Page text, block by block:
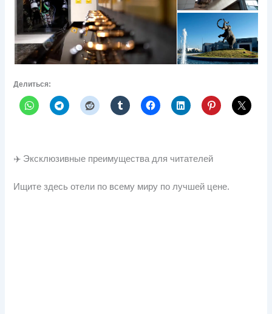
Делиться:
✈️ Эксклюзивные преимущества для читателей
Ищите здесь отели по всему миру по лучшей цене.